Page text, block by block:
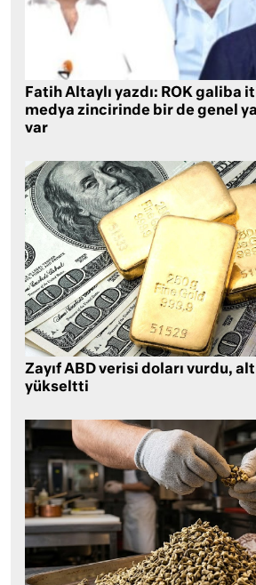
Fatih Altaylı yazdı: ROK galiba
medya zincirinde bir de genel
var
Zayıf ABD verisi doları vurdu,
yükseltti